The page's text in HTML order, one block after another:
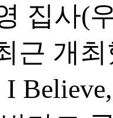
집사(
근 개